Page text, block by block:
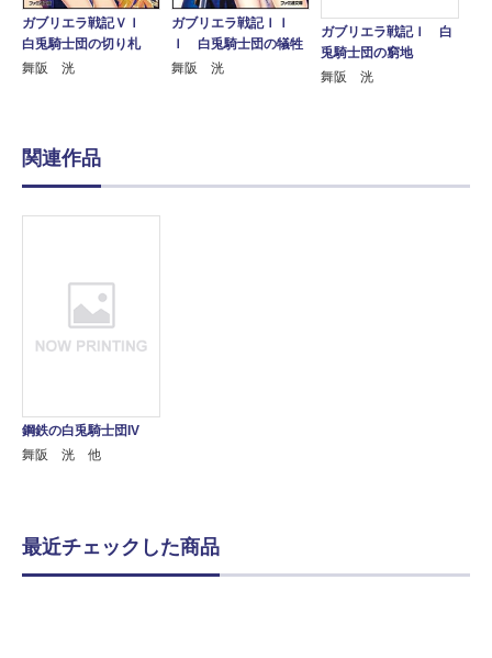
ガブリエラ戦記ＶＩ
白兎騎士団の切り札
舞阪 洸
ガブリエラ戦記ＩＩ
Ｉ 白兎騎士団の犠牲
舞阪 洸
ガブリエラ戦記Ｉ 白
兎騎士団の窮地
舞阪 洸
関連作品
鋼鉄の白兎騎士団IV
舞阪 洸 他
最近チェックした商品